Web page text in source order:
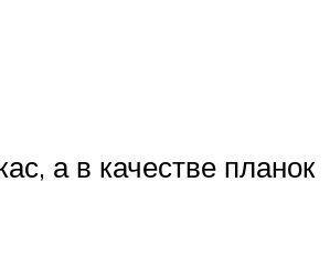
а в качестве планок